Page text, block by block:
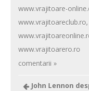
www.vrajitoare-
www.vrajitoareclub.ro
www.vrajitoarero.ro
comentarii »
John Lennon